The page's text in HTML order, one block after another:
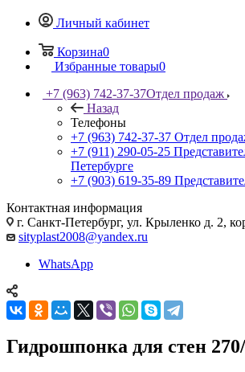
Личный кабинет
Корзина0
Избранные товары0
+7 (963) 742-37-37Отдел продаж
Назад
Телефоны
+7 (963) 742-37-37 Отдел
+7 (911) 290-05-25
Петербурге
+7 (903) 619-35-89
Контактная информация
г. Санкт-Петербург, ул. Крыленко д. 2,
sityplast2008@yandex.ru
WhatsApp
Гидрошпонка для стен